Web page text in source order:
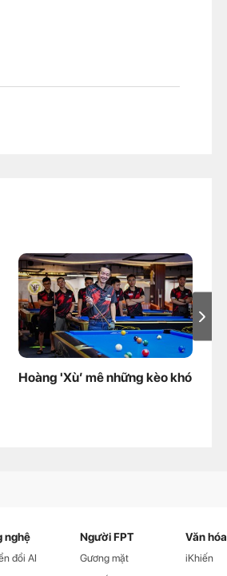
Hoàng 'Xù’ mê những kèo khó
nghệ
đổi AI
Người FPT
Gương mặt
Văn hóa
iKhiến